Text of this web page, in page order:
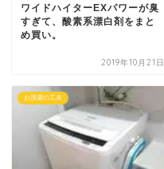
ワイドハイターEXパワーが臭
すぎて、酸素系漂白剤をまと
め買い。
2019年10月21日
お洗濯の工夫